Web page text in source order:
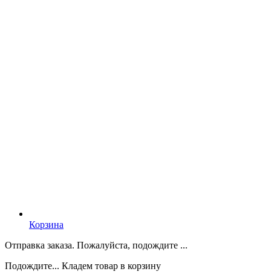
Корзина
Отправка заказа. Пожалуйста, подождите ...
Подождите... Кладем товар в корзину